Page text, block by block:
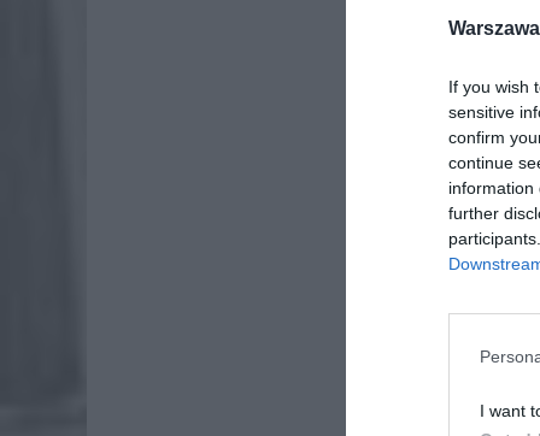
If you wish
sensitive
confirm
continue
information
further
I want